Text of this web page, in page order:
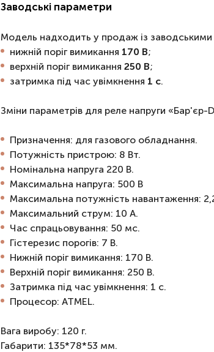
Заводські параметри
Модель надходить у продаж із
нижній поріг вимикання 170 В;
верхній поріг вимикання 250 В;
затримка під час увімкнення 1 с.
Зміни параметрів для реле напруги «Бар'єр-
Призначення: для газового обладнання.
Потужність пристрою: 8 Вт.
Номінальна напруга 220 В.
Максимальна напруга: 500 В
Максимальна потужність навантаження:
Максимальний струм: 10 А.
Час спрацьовування: 50 мс.
Гістерезис порогів: 7 В.
Нижній поріг вимикання: 170 В.
Верхній поріг вимикання: 250 В.
Затримка під час увімкнення: 1 с.
Процесор: ATMEL.
Вага виробу: 120 г.
Габарити: 135*78*53 мм.